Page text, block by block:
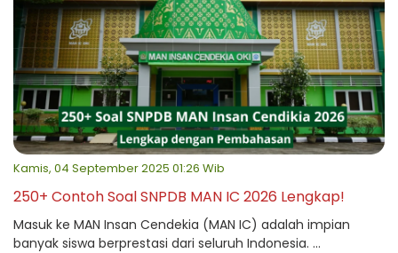
Kamis, 04 September 2025 01:26 Wib
250+ Contoh Soal SNPDB MAN IC 2026 Lengkap!
Masuk ke MAN Insan Cendekia (MAN IC) adalah impian
banyak siswa berprestasi dari seluruh Indonesia. ...